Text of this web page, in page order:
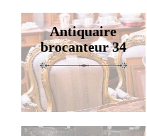
Antiquaire
brocanteur 34